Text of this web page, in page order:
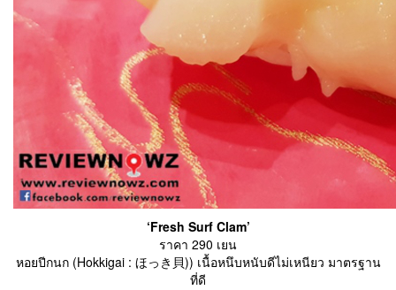
‘Fresh Surf Clam’
ราคา 290 เยน
หอยปีกนก (Hokkigai : ほっき貝)) เนื้อหนึบหนับดีไม่เหนียว มาตรฐาน
ที่ดี